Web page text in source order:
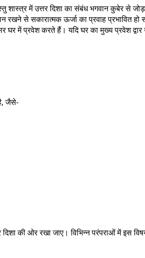
में उत्तर दिशा का संबंध भगवान कुबेर से
रखने से सकारात्मक ऊर्जा का प्रवाह
में प्रवेश करते हैं। यदि घर का मुख्य प्रवेश
जैसे-
की ओर रखा जाए। विभिन्न परंपराओं में इस